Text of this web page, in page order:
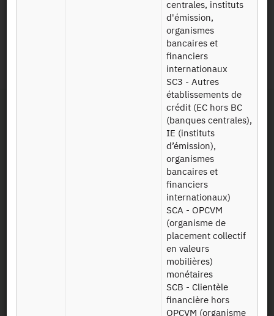
centrales, instituts
d'émission,
organismes
bancaires et
financiers
internationaux
SC3 - Autres
établissements de
crédit (EC hors BC
(banques centrales),
IE (instituts
d’émission),
organismes
bancaires et
financiers
internationaux)
SCA - OPCVM
(organisme de
placement collectif
en valeurs
mobilières)
monétaires
SCB - Clientèle
financière hors
OPCVM (organisme
https://doi.org/10.34724/CASD.594.4265.V4
Useful documents
Map and Directions
Press and reports